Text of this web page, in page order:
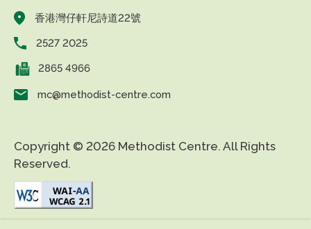
香港灣仔軒尼詩道22號
2527 2025
2865 4966
mc@methodist-centre.com
Copyright © 2026 Methodist Centre. All Rights
Reserved.